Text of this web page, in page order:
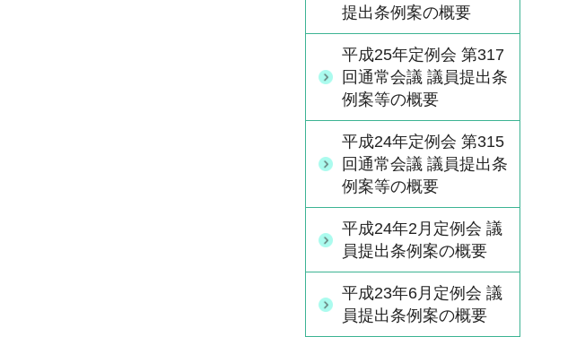
提出条例案の概要
平成25年定例会 第317
回通常会議 議員提出条
例案等の概要
平成24年定例会 第315
回通常会議 議員提出条
例案等の概要
平成24年2月定例会 議
員提出条例案の概要
平成23年6月定例会 議
員提出条例案の概要